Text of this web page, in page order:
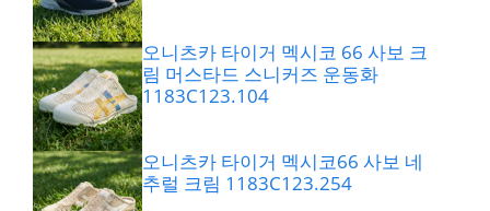
오니츠카 타이거 멕시코 66 사보 크
림 머스타드 스니커즈 운동화
1183C123.104
오니츠카 타이거 멕시코66 사보 네
추럴 크림 1183C123.254